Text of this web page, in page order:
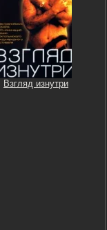
Взгляд изнутри